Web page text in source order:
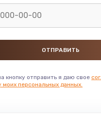
кнопку отправить я даю свое
моих персональных данных.